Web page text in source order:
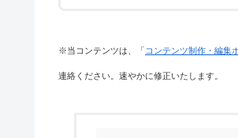
※当コンテンツは、「 コンテンツ制作・編集
連絡ください。速やかに修正いたします。